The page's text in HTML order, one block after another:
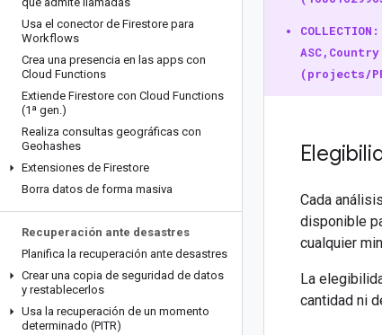
Usa el conector de Firestore para
Workflows
Crea una presencia en las apps con
Cloud Functions
Extiende Firestore con Cloud Functions
(1ª gen.)
Realiza consultas geográficas con
Geohashes
Extensiones de Firestore
Borra datos de forma masiva
Recuperación ante desastres
Planifica la recuperación ante desastres
Crear una copia de seguridad de datos
y restablecerlos
Usa la recuperación de un momento
determinado (PITR)
(projects/
Cada
disponible
cualquier
La
cantidad ni